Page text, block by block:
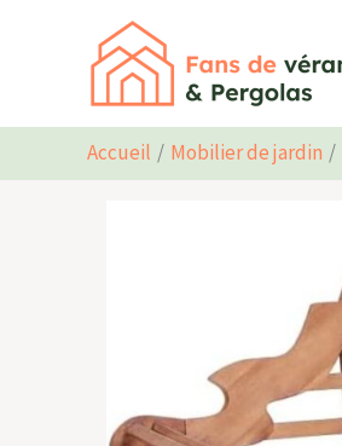
Accueil Mobilier de jardin